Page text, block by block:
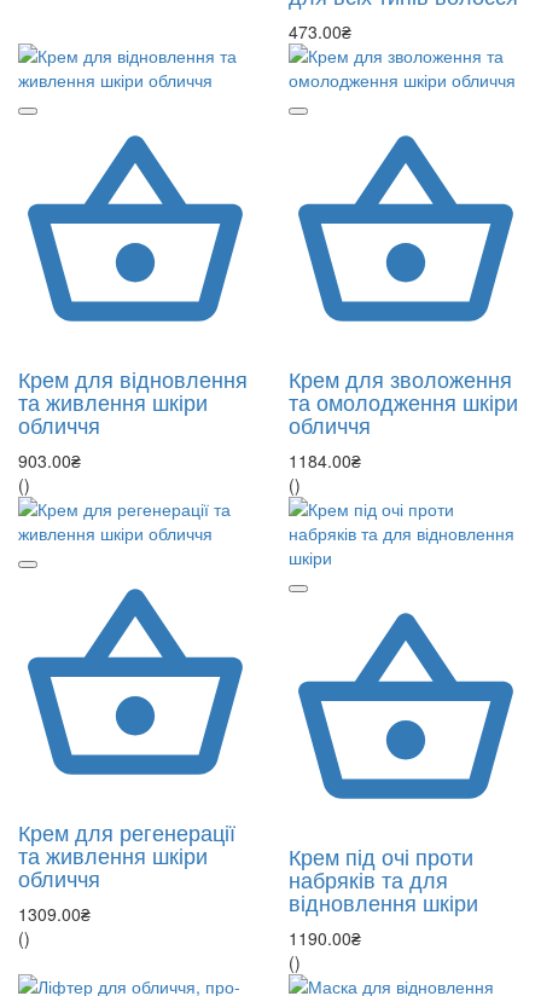
473.00₴
Крем для відновлення
та живлення шкіри
обличчя
903.00₴
()
Крем для зволоження
та омолодження шкіри
обличчя
1184.00₴
()
Крем для регенерації
та живлення шкіри
обличчя
1309.00₴
()
Крем під очі проти
набряків та для
відновлення шкіри
1190.00₴
()